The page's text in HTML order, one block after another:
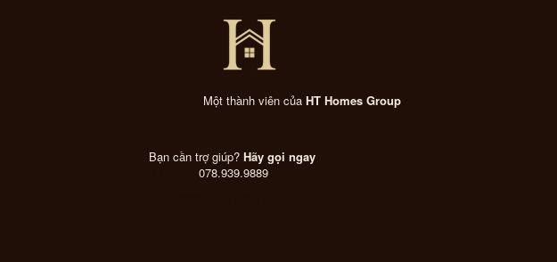
Một thành viên củaHT Homes Group
Bạn cần trợ giúp? Hãy gọi ngay
078.939.9889